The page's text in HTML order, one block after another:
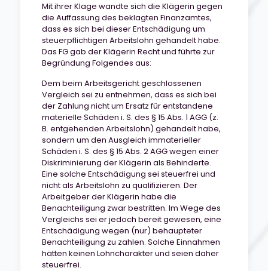
Mit ihrer Klage wandte sich die Klägerin gegen
die Auffassung des beklagten Finanzamtes,
dass es sich bei dieser Entschädigung um
steuerpflichtigen Arbeitslohn gehandelt habe.
Das FG gab der Klägerin Recht und führte zur
Begründung Folgendes aus:
Dem beim Arbeitsgericht geschlossenen
Vergleich sei zu entnehmen, dass es sich bei
der Zahlung nicht um Ersatz für entstandene
materielle Schäden i. S. des § 15 Abs. 1 AGG (z.
B. entgehenden Arbeitslohn) gehandelt habe,
sondern um den Ausgleich immaterieller
Schäden i. S. des § 15 Abs. 2 AGG wegen einer
Diskriminierung der Klägerin als Behinderte.
Eine solche Entschädigung sei steuerfrei und
nicht als Arbeitslohn zu qualifizieren. Der
Arbeitgeber der Klägerin habe die
Benachteiligung zwar bestritten. Im Wege des
Vergleichs sei er jedoch bereit gewesen, eine
Entschädigung wegen (nur) behaupteter
Benachteiligung zu zahlen. Solche Einnahmen
hätten keinen Lohncharakter und seien daher
steuerfrei.